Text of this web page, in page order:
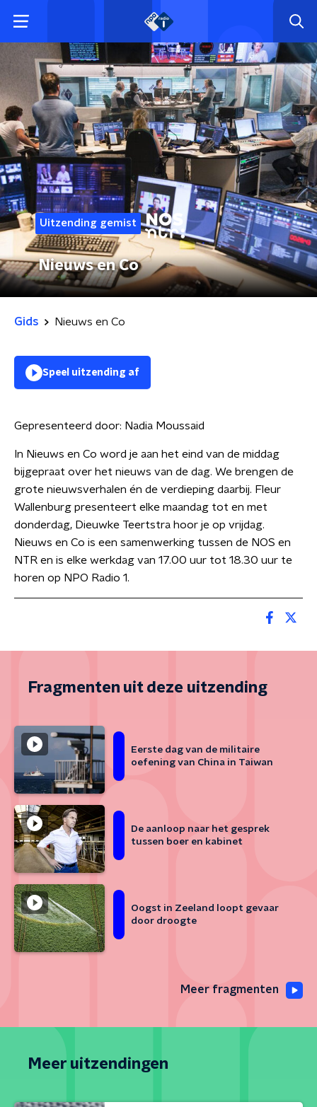
Uitzending gemist
Nieuws en Co
Gids Nieuws en Co
Speel uitzending af
Gepresenteerd door: Nadia Moussaid
In Nieuws en Co word je aan het eind van de middag
bijgepraat over het nieuws van de dag. We brengen de
grote nieuwsverhalen én de verdieping daarbij. Fleur
Wallenburg presenteert elke maandag tot en met
donderdag, Dieuwke Teertstra hoor je op vrijdag.
Nieuws en Co is een samenwerking tussen de NOS en
NTR en is elke werkdag van 17.00 uur tot 18.30 uur te
horen op NPO Radio 1.
Fragmenten uit deze uitzending
Eerste dag van de militaire
oefening van China in Taiwan
De aanloop naar het gesprek
tussen boer en kabinet
Oogst in Zeeland loopt gevaar
door droogte
Meer fragmenten
Meer uitzendingen